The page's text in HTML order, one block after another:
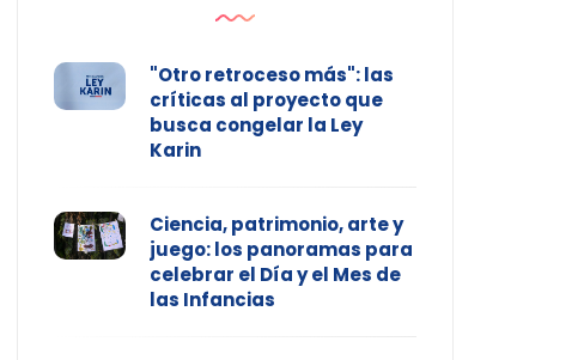
"Otro retroceso más": las
críticas al proyecto que
busca congelar la Ley
Karin
Ciencia, patrimonio, arte y
juego: los panoramas para
celebrar el Día y el Mes de
las Infancias